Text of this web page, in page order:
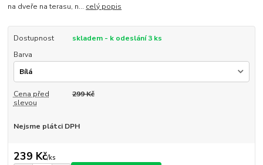
na dveře na terasu, n... celý popis
Dostupnost
skladem - k odeslání 3 ks
Barva
Cena před
slevou
299 Kč
Nejsme plátci DPH
239 Kč/ks